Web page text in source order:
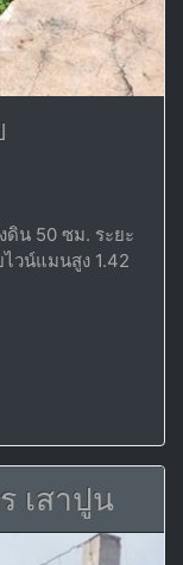
ดิน 50 ซม. ระยะ
ไวน์แมนสูง 1.42
เสาปูน